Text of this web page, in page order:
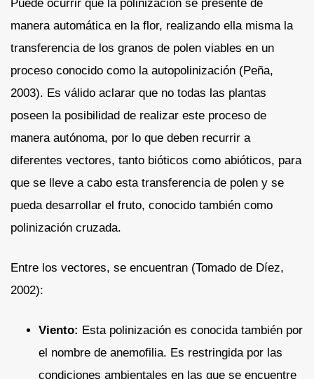
Puede ocurrir que la polinización se presente de
manera automática en la flor, realizando ella misma la
transferencia de los granos de polen viables en un
proceso conocido como la autopolinización (Peña,
2003). Es válido aclarar que no todas las plantas
poseen la posibilidad de realizar este proceso de
manera autónoma, por lo que deben recurrir a
diferentes vectores, tanto bióticos como abióticos, para
que se lleve a cabo esta transferencia de polen y se
pueda desarrollar el fruto, conocido también como
polinización cruzada.
Entre los vectores, se encuentran (Tomado de Díez,
2002):
Viento: Esta polinización es conocida también por
el nombre de anemofilia. Es restringida por las
condiciones ambientales en las que se encuentre